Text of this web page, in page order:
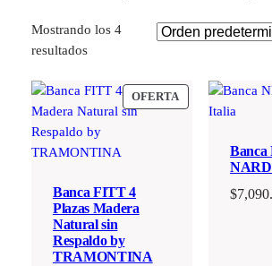
Mostrando los 4
resultados
OFERTAPRODUCTO
Banca FITT 4
Plazas Madera
Natural sin
Respaldo by
TRAMONTINA
Banca
$